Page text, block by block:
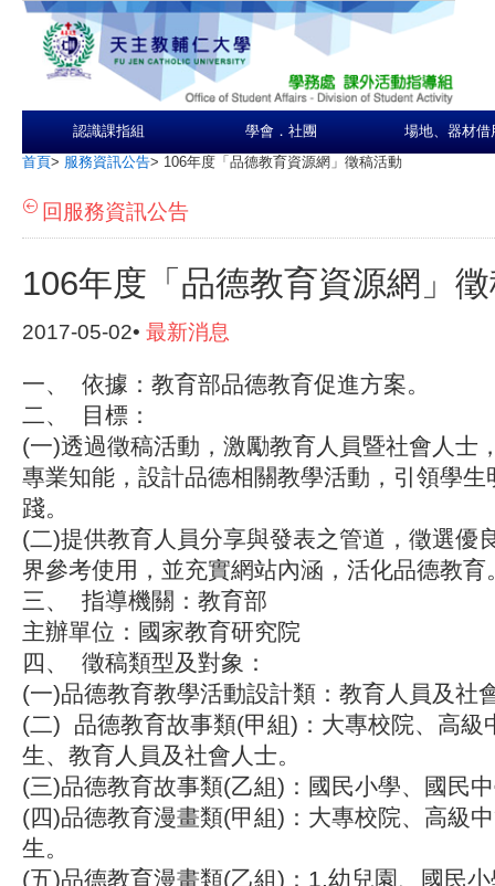
認識課指組 學會．社團 場地、器材借
首頁> 服務資訊公告> 106年度「品德教育資源網」徵稿活動
回服務資訊公告
106年度「品德教育資源網」
2017-05-02• 最新消息
一、 依據 ：教育部品德教育促進方案。
二、
目標 ：
(一)透過徵稿活動，激勵教育人員暨社會人士
專業知能，設計品德相關教學活動，引領學生
踐。
(二)提供教育人員分享與發表之管道，徵選優
界參考使用，並充實網站內涵，活化品德教育
三、 指導機關 ：教育部
主辦單位 ：國家教育研究院
四、 徵稿類型及對象 ：
(一)品德教育教學活動設計類：教育人員及社
(二) 品德教育故事類(甲組)：大專校院、高級
生、教育人員及社會人士。
(三)品德教育故事類(乙組)：國民小學、國民
(四)品德教育漫畫類(甲組)：大專校院、高級
生。
(五)品德教育漫畫類(乙組)：1.幼兒園、國民